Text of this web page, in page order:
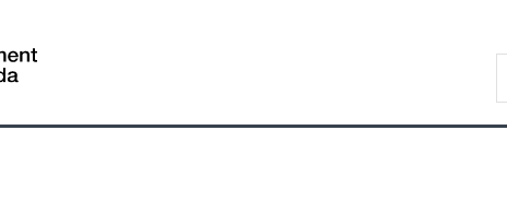
Invitations
sujet
HTML
Canada